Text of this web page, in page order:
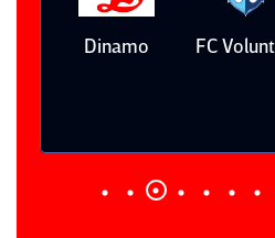
Dinamo FC